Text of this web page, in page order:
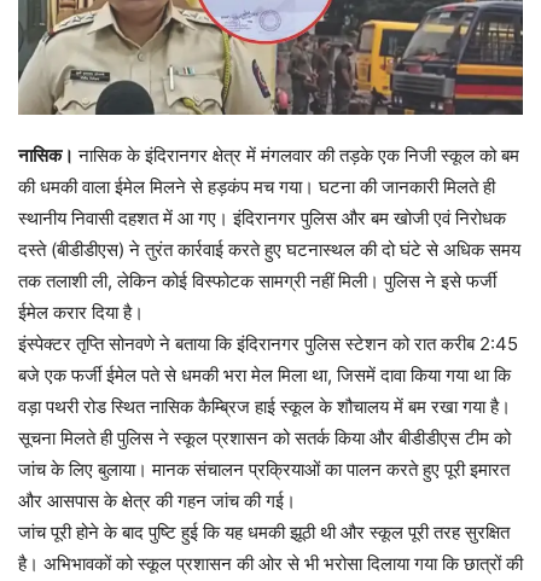
नासिक। नासिक के इंदिरानगर क्षेत्र में मंगलवार की तड़के एक निजी स्कूल को बम
की धमकी वाला ईमेल मिलने से हड़कंप मच गया। घटना की जानकारी मिलते ही
स्थानीय निवासी दहशत में आ गए। इंदिरानगर पुलिस और बम खोजी एवं निरोधक
दस्ते (बीडीडीएस) ने तुरंत कार्रवाई करते हुए घटनास्थल की दो घंटे से अधिक समय
तक तलाशी ली, लेकिन कोई विस्फोटक सामग्री नहीं मिली। पुलिस ने इसे फर्जी
ईमेल करार दिया है।
इंस्पेक्टर तृप्ति सोनवणे ने बताया कि इंदिरानगर पुलिस स्टेशन को रात करीब 2:45
बजे एक फर्जी ईमेल पते से धमकी भरा मेल मिला था, जिसमें दावा किया गया था कि
वड़ा पथरी रोड स्थित नासिक कैम्ब्रिज हाई स्कूल के शौचालय में बम रखा गया है।
सूचना मिलते ही पुलिस ने स्कूल प्रशासन को सतर्क किया और बीडीडीएस टीम को
जांच के लिए बुलाया। मानक संचालन प्रक्रियाओं का पालन करते हुए पूरी इमारत
और आसपास के क्षेत्र की गहन जांच की गई।
जांच पूरी होने के बाद पुष्टि हुई कि यह धमकी झूठी थी और स्कूल पूरी तरह सुरक्षित
है। अभिभावकों को स्कूल प्रशासन की ओर से भी भरोसा दिलाया गया कि छात्रों की